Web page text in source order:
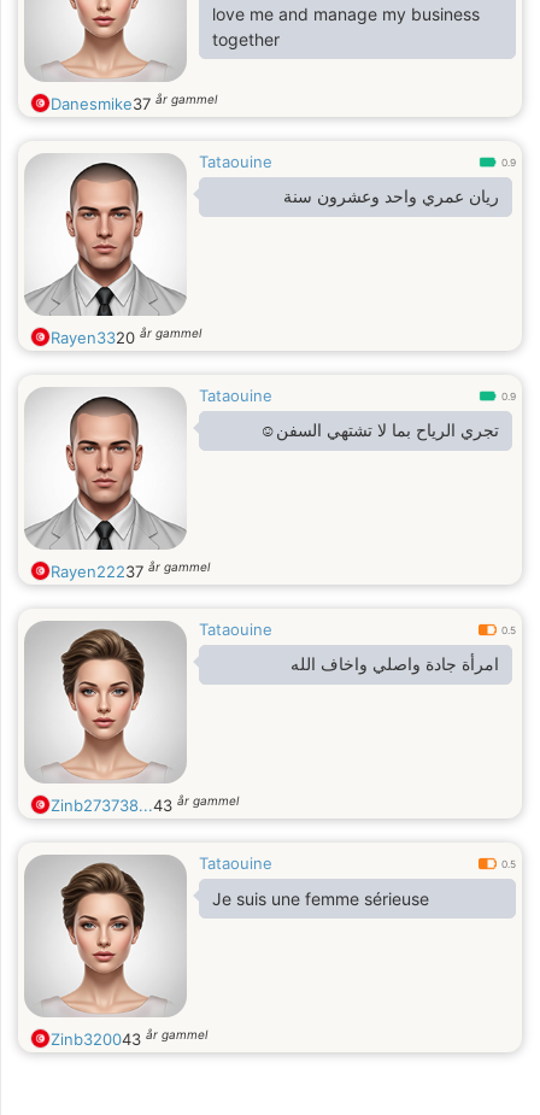
love me and manage my business
together
Danesmike37 år gammel
Tataouine 0.9
ريان عمري واحد وعشرون سنة
Rayen3320 år gammel
Tataouine 0.9
تجري الرياح بما لا تشتهي السفن☺️
Rayen22237 år gammel
Tataouine 0.5
امرأة جادة واصلي واخاف الله
Zinb273738...43 år gammel
Tataouine 0.5
Je suis une femme sérieuse
Zinb320043 år gammel